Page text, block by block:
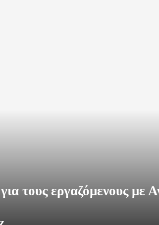
τους εργαζόμενους με